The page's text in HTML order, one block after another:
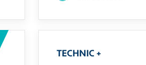
TECHNIC +